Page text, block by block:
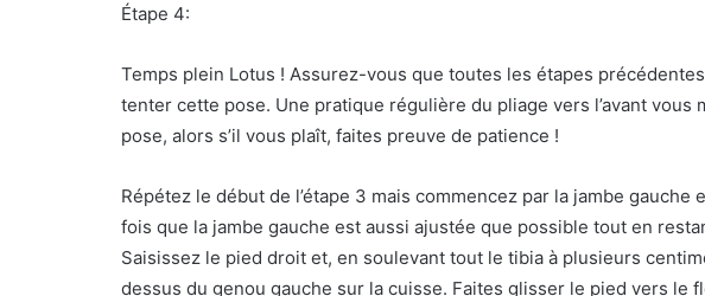
Étape 4:
Temps plein Lotus ! Assurez-vous que toutes les étapes
tenter cette pose. Une pratique régulière du pliage vers l’avant vous
pose, alors s’il vous plaît, faites preuve de patience !
Répétez le début de l’étape 3 mais commencez par la jambe gauche
fois que la jambe gauche est aussi ajustée que possible tout en
Saisissez le pied droit et, en soulevant tout le tibia à plusieurs
dessus du genou gauche sur la cuisse. Faites glisser le pied vers le